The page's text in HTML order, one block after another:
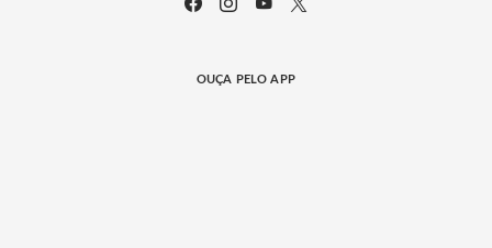
OUÇA PELO APP